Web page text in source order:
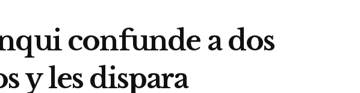
confunde a dos
y les dispara